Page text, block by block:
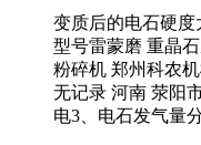
变质后的电石硬
型号雷蒙磨 重晶
粉碎机 郑州科农
无记录 河南 荥阳
电3、电石发气量